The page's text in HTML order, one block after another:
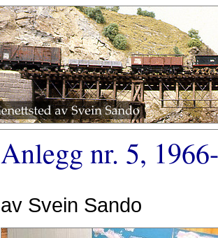
Anlegg nr. 5,
av Svein Sando